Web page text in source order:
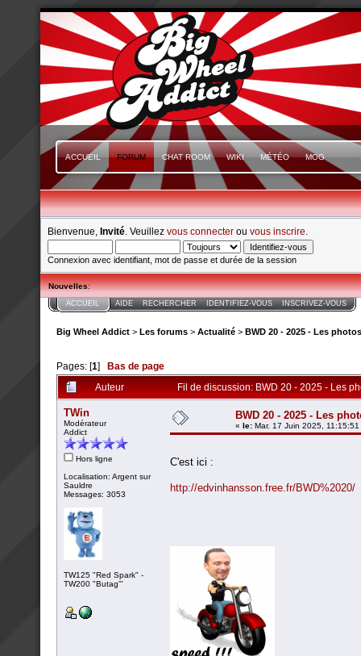
ACCUEIL FORUM CHAT ROOM WIKI MÉTÉO MOG
Bienvenue, Invité . Veuillez vous connecter ou vous inscrire
Connexion avec identifiant, mot de passe et durée de la session
Nouvelles:
ACCUEIL AIDE RECHERCHER IDENTIFIEZ-VOUS INSCRIVEZ-VOUS
Big Wheel Addict > Les forums > Actualité > BWD 20 - 2025 - Les photos
Pages: [1] Bas de page
Auteur
Fil de discussion: BWD 20 - 2025 - Les
TWin
Modérateur
Addict
Hors ligne
Localisation: Argent sur
Sauldre
Messages: 3053
TW125 "Red Spark" -
TW200 "Butag'"
BWD 20 - 2025 - Les
« le: Mar. 17 Juin 2025, 11:15:51
C'est ici :
http://edvinhansson.free.fr/BWD%2020/